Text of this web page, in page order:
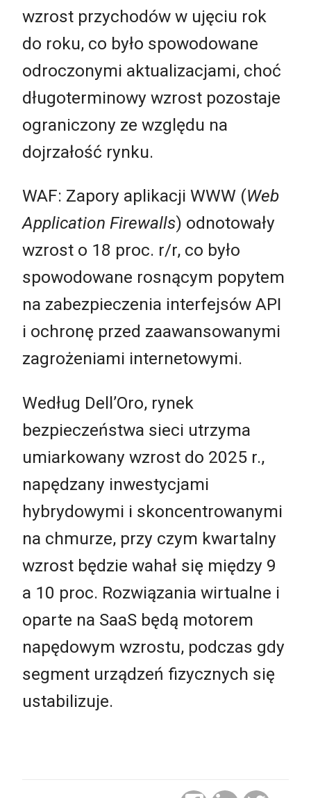
wzrost przychodów w ujęciu rok
do roku, co było spowodowane
odroczonymi aktualizacjami, choć
długoterminowy wzrost pozostaje
ograniczony ze względu na
dojrzałość rynku.
WAF: Zapory aplikacji WWW (Web
Application Firewalls) odnotowały
wzrost o 18 proc. r/r, co było
spowodowane rosnącym popytem
na zabezpieczenia interfejsów API
i ochronę przed zaawansowanymi
zagrożeniami internetowymi.
Według Dell’Oro, rynek
bezpieczeństwa sieci utrzyma
umiarkowany wzrost do 2025 r.,
napędzany inwestycjami
hybrydowymi i skoncentrowanymi
na chmurze, przy czym kwartalny
wzrost będzie wahał się między 9
a 10 proc. Rozwiązania wirtualne i
oparte na SaaS będą motorem
napędowym wzrostu, podczas gdy
segment urządzeń fizycznych się
ustabilizuje.